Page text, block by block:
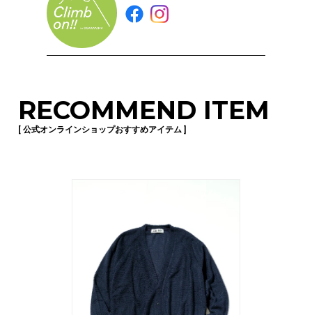
RECOMMEND ITEM
[ 公式オンラインショップおすすめアイテム ]